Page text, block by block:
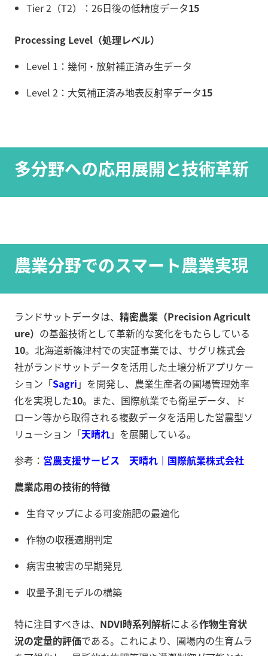
Tier 2（T2）：26日後の低精度データ15
Processing Level（処理レベル）
Level 1：幾何・放射補正済み生データ
Level 2：大気補正済み地表反射率データ15
多分野への応用展開と技術革新
農業分野でのスマート農業実現
ランドサットデータは、 精密農業（Precision Agricult
ure） の基盤技術として革新的な変化をもたらしている
10。北海道新篠津村での実証事業では、サグリ株式会
社がランドサットデータを活用した土壌分析アプリケー
ション「Sagri 」を開発し、農業生産者の圃場管理効率
化を実現した10。また、国際航業でも衛星データ、ド
ローン等から取得される複数データを活用した営農型ソ
リューション「天晴れ」を展開している。
参考： 営農支援サービス 天晴れ｜国際航業株式会社
農業応用の技術的特徴
生育マップによる可変施肥の最適化
作物の収穫適期判定
病害虫被害の早期発見
収量予測モデルの構築
特に注目すべきは、 NDVI時系列解析による作物生育状
況の定量的評価である。これにより、圃場内の生育ムラ